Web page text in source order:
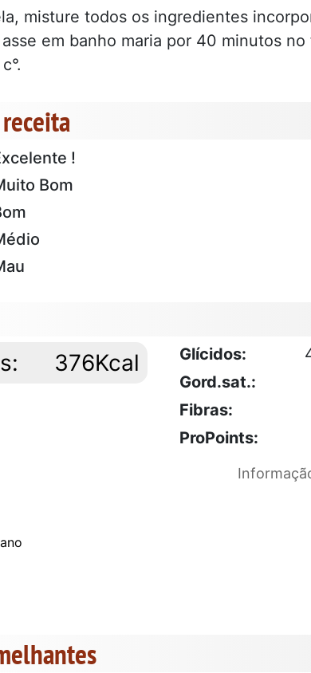
misture todos os ingredientes
em banho maria por 40 minutos
!
Bom
376Kcal Glícidos:
Gord.sat.:
Fibras:
ProPoints: